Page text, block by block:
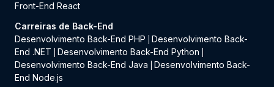
Front-End React
Carreiras de Back-End
Desenvolvimento Back-End PHP
Desenvolvimento Back-
End .NET
Desenvolvimento Back-End Python
Desenvolvimento Back-End Java
Desenvolvimento Back-
End Node.js